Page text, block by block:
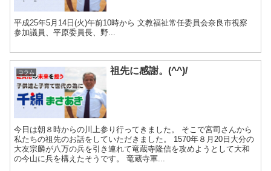
平成25年5月14日(火)午前10時から 文教福祉常任委員会奈良市視察
参加議員、平原委員長、野...
コラム 祖先に感謝。(^^)/
今日は朝８時からの川上参り行ってきました。 そこで宮司さんから
私たちの祖先のお話をしていただきました。 1570年８月20日大分の
大友宗麟が八万の兵を引き連れて竜蔵寺隆信を攻めようとして大和
の今山に兵を構えたそうです。 竜蔵寺軍...